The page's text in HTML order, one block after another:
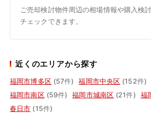
ご売却検討物件周辺の相場情報や購入検
チェックできます。
近くのエリアから探す
福岡市博多区 (57件) 福岡市中央区 (152件)
福岡市南区 (59件) 福岡市城南区 (21件) 福
春日市 (15件)